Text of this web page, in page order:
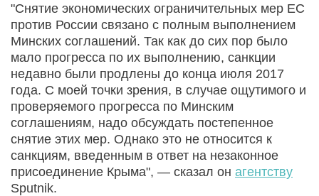
"Снятие экономических ограничительных мер ЕС
против России связано с полным выполнением
Минских соглашений. Так как до сих пор было
мало прогресса по их выполнению, санкции
недавно были продлены до конца июля 2017
года. С моей точки зрения, в случае ощутимого и
проверяемого прогресса по Минским
соглашениям, надо обсуждать постепенное
снятие этих мер. Однако это не относится к
санкциям, введенным в ответ на незаконное
присоединение Крыма", — сказал он агентству
Sputnik.